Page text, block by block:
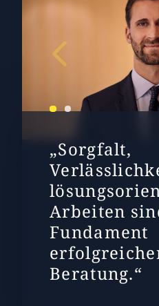
„Sorgfalt,
Arbeiten
Fundament
Beratung.“